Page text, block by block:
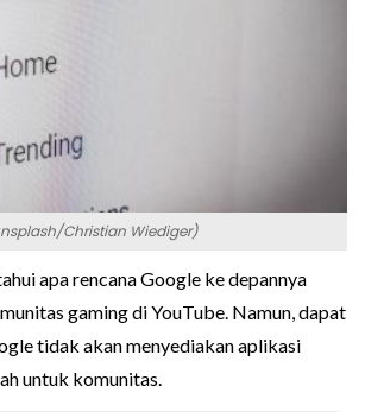
Christian Wiediger)
apa rencana Google ke depannya
gaming di YouTube. Namun, dapat
tidak akan menyediakan aplikasi
untuk komunitas.